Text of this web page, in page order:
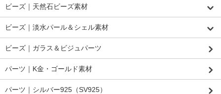
ビーズ｜天然石ビーズ素材
ビーズ｜淡水パール＆シェル素材
ビーズ｜ガラス＆ビジュパーツ
パーツ｜K金・ゴールド素材
パーツ｜シルバー925（SV925）